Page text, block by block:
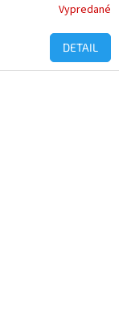
Vypredané
DETAIL